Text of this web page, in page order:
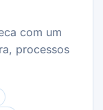
com um
processos